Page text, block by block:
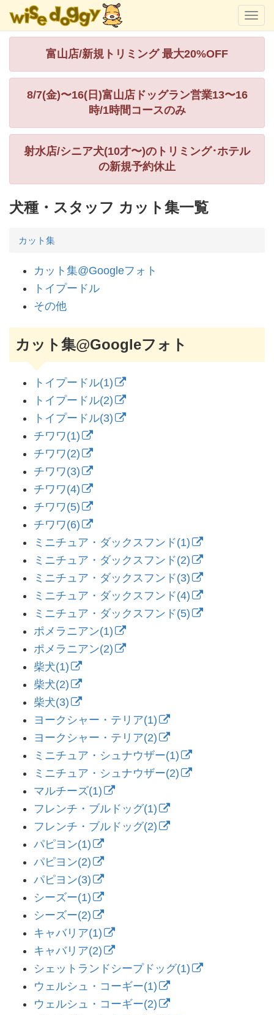
富山店/新規トリミング 最大20%OFF
8/7(金)〜16(日)富山店ドッグラン営業13〜16
時/1時間コースのみ
射水店/シニア犬(10才〜)のトリミング･ホテル
の新規予約休止
犬種・スタッフ カット集一覧
カット集
カット集@Googleフォト
トイプードル
その他
カット集@Googleフォト
トイプードル(1)
トイプードル(2)
トイプードル(3)
チワワ(1)
チワワ(2)
チワワ(3)
チワワ(4)
チワワ(5)
チワワ(6)
ミニチュア・ダックスフンド(1)
ミニチュア・ダックスフンド(2)
ミニチュア・ダックスフンド(3)
ミニチュア・ダックスフンド(4)
ミニチュア・ダックスフンド(5)
ポメラニアン(1)
ポメラニアン(2)
柴犬(1)
柴犬(2)
柴犬(3)
ヨークシャー・テリア(1)
ヨークシャー・テリア(2)
ミニチュア・シュナウザー(1)
ミニチュア・シュナウザー(2)
マルチーズ(1)
フレンチ・ブルドッグ(1)
フレンチ・ブルドッグ(2)
パピヨン(1)
パピヨン(2)
パピヨン(3)
シーズー(1)
シーズー(2)
キャバリア(1)
キャバリア(2)
シェットランドシープドッグ(1)
ウェルシュ・コーギー(1)
ウェルシュ・コーギー(2)